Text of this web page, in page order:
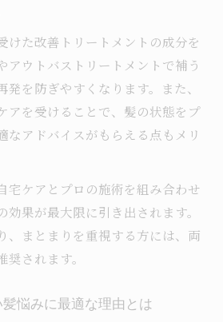
けた改善トリートメントの成分を
アウトバストリートメントで補う
発を防ぎやすくなります。また、
アを受けることで、髪の状態をプ
なアドバイスがもらえる点もメリ
宅ケアとプロの施術を組み合わせ
効果が最大限に引き出されます。
、まとまりを重視する方には、両
されます。
悩みに最適な理由とは